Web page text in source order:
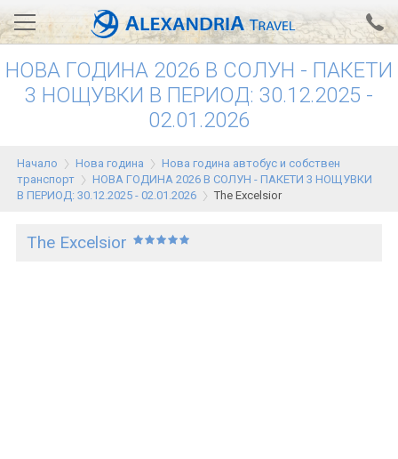
Вход за агенти Проверка на резервация
АЛЕКСАНДРИЯ хотели
Тунис
Турция
НОВА ГОДИНА 2026 В СОЛУН - ПАКЕТИ
3 НОЩУВКИ В ПЕРИОД: 30.12.2025 -
02.01.2026
Начало Нова година
Нова година автобус и собствен
транспорт
НОВА ГОДИНА 2026 В СОЛУН - ПАКЕТИ 3 НОЩУВКИ
В ПЕРИОД: 30.12.2025 - 02.01.2026
The Excelsior
The Excelsior